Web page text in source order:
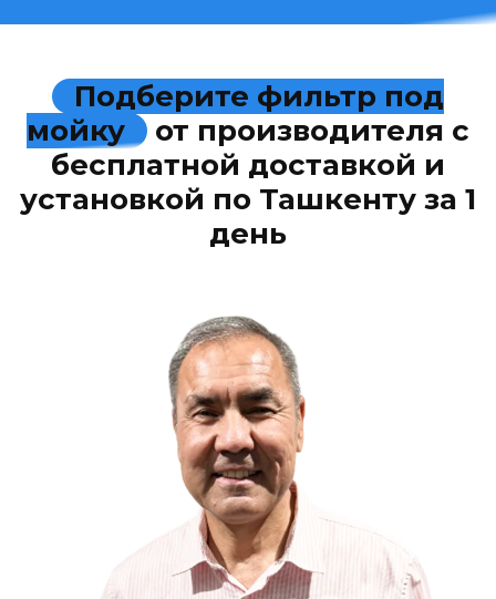
Подберите фильтр под
мойку
от производителя с
бесплатной доставкой и
установкой по Ташкенту за 1
день